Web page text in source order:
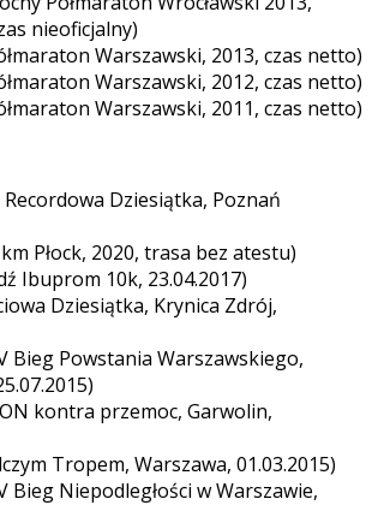
nieoficjalny)
Warszawski, 2013, czas netto)
Warszawski, 2012, czas netto)
Warszawski, 2011, czas netto)
Recordowa Dziesiątka, Poznań
Płock, 2020, trasa bez atestu)
Ibuprom 10k, 23.04.2017)
Dziesiątka, Krynica Zdrój,
Bieg Powstania Warszawskiego,
kontra przemoc, Garwolin,
Tropem, Warszawa, 01.03.2015)
Bieg Niepodległości w Warszawie,